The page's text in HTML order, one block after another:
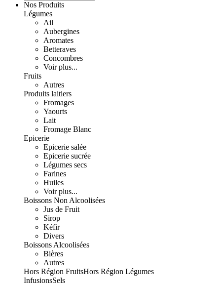
Nos Produits
Légumes
Ail
Aubergines
Aromates
Betteraves
Concombres
Voir plus...
Fruits
Autres
Produits laitiers
Fromages
Yaourts
Lait
Fromage Blanc
Epicerie
Epicerie salée
Epicerie sucrée
Légumes secs
Farines
Huiles
Voir plus...
Boissons Non Alcoolisées
Jus de Fruit
Sirop
Kéfir
Divers
Boissons Alcoolisées
Bières
Autres
Hors Région FruitsHors Région Légumes
InfusionsSels